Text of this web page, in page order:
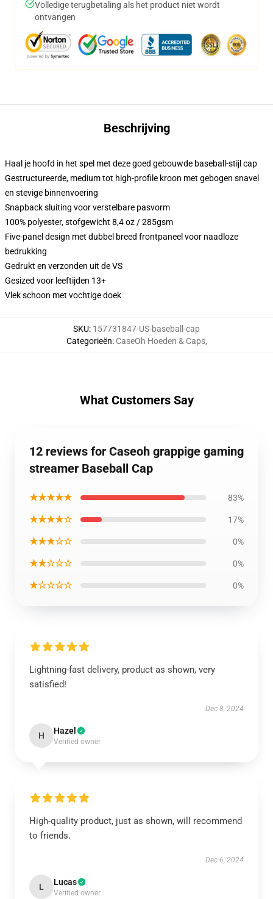
Volledige terugbetaling als het product niet wordt
ontvangen
Beschrijving
Haal je hoofd in het spel met deze goed gebouwde baseball-stijl cap
Gestructureerde, medium tot high-profile kroon met gebogen snavel
en stevige binnenvoering
Snapback sluiting voor verstelbare pasvorm
100% polyester, stofgewicht 8,4 oz / 285gsm
Five-panel design met dubbel breed frontpaneel voor naadloze
bedrukking
Gedrukt en verzonden uit de VS
Gesized voor leeftijden 13+
Vlek schoon met vochtige doek
SKU: 157731847-US-baseball-cap
Categorieën: CaseOh Hoeden & Caps,
What Customers Say
12 reviews for Caseoh grappige gaming
streamer Baseball Cap
★★★★★ 83%
★★★★☆ 17%
★★★☆☆ 0%
★★☆☆☆ 0%
★☆☆☆☆ 0%
Lightning-fast delivery, product as shown, very
satisfied!
Dec 8, 2024
H Hazel
Verified owner
High-quality product, just as shown, will recommend
to friends.
Dec 6, 2024
L Lucas
Verified owner